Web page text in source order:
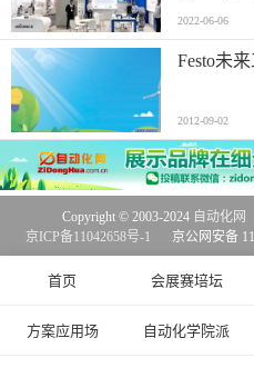
链|2022
2022-06-06
Festo未
2012-09-02
首页 会展赛培坛
方案应用场 自动化学院派
Copyright © 2003-2024 自动化网
京ICP备11042658号-1
京公网安备